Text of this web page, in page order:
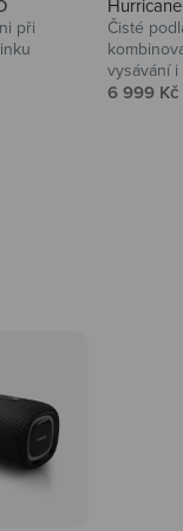
při
Čisté
vysávání
Prodejní
6 999 Kč